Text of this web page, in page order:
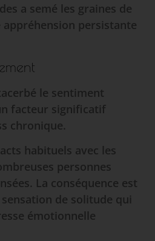
a semé les graines de
appréhension persistante
le sentiment
facteur significatif
chronique.
habituels avec les
personnes
La conséquence est
sensation de solitude qui
émotionnelle